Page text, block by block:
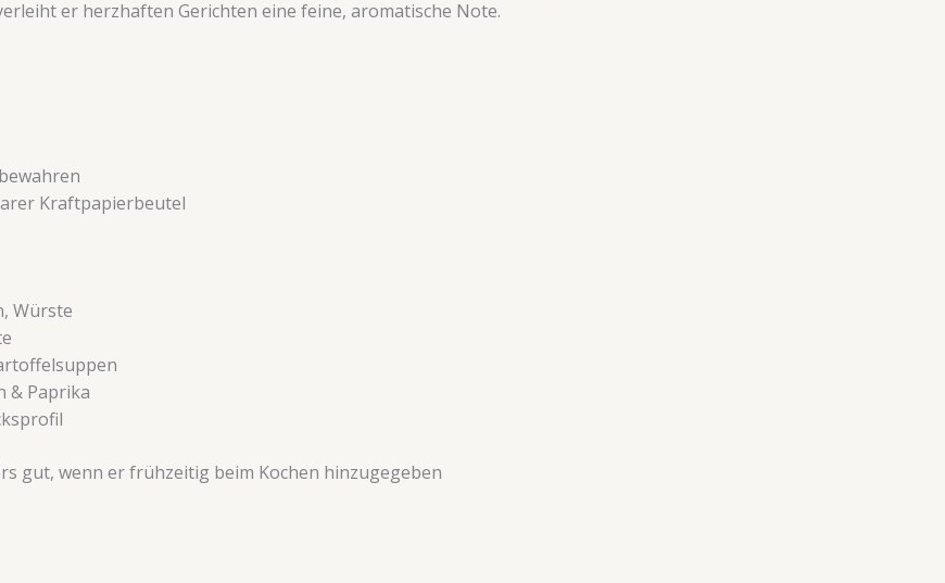
er herzhaften Gerichten eine feine, aromatische Note.
Kraftpapierbeutel
Würste
& Paprika
gut, wenn er frühzeitig beim Kochen hinzugegeben